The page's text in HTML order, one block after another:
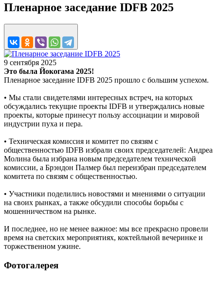
Пленарное заседание IDFB 2025
9 сентября 2025
Это была Йокогама 2025!
Пленарное заседание IDFB 2025 прошло с большим успехом.
• Мы стали свидетелями интересных встреч, на которых
обсуждались текущие проекты IDFB и утверждались новые
проекты, которые принесут пользу ассоциации и мировой
индустрии пуха и пера.
• Техническая комиссия и комитет по связям с
общественностью IDFB избрали своих председателей: Андреа
Молина была избрана новым председателем технической
комиссии, а Брэндон Палмер был переизбран председателем
комитета по связям с общественностью.
• Участники поделились новостями и мнениями о ситуации
на своих рынках, а также обсудили способы борьбы с
мошенничеством на рынке.
И последнее, но не менее важное: мы все прекрасно провели
время на светских мероприятиях, коктейльной вечеринке и
торжественном ужине.
Фотогалерея